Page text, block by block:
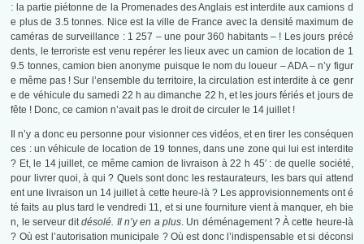
: la partie piétonne de la Promenades des Anglais est interdite aux camions d
e plus de 3.5 tonnes. Nice est la ville de France avec la densité maximum de
caméras de surveillance : 1 257 – une pour 360 habitants – ! Les jours précé
dents, le terroriste est venu repérer les lieux avec un camion de location de 1
9.5 tonnes, camion bien anonyme puisque le nom du loueur – ADA – n’y figur
e même pas ! Sur l’ensemble du territoire, la circulation est interdite à ce genr
e de véhicule du samedi 22 h au dimanche 22 h, et les jours fériés et jours de
fête ! Donc, ce camion n’avait pas le droit de circuler le 14 juillet !
Il n’y a donc eu personne pour visionner ces vidéos, et en tirer les conséquen
ces : un véhicule de location de 19 tonnes, dans une zone qui lui est interdite
? Et, le 14 juillet, ce même camion de livraison à 22 h 45′ : de quelle société,
pour livrer quoi, à qui ? Quels sont donc les restaurateurs, les bars qui attend
ent une livraison un 14 juillet à cette heure-là ? Les approvisionnements ont é
té faits au plus tard le vendredi 11, et si une fourniture vient à manquer, eh bie
n, le serveur ditdésolé. Il n’y en a plus. Un déménagement ? À cette heure-là
? Où est l’autorisation municipale ? Où est donc l’indispensable et si déconsi